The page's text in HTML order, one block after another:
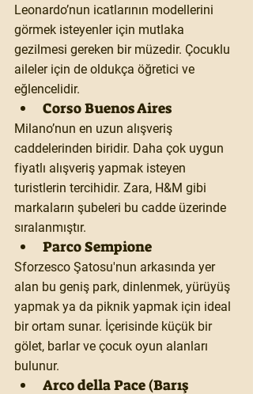
Leonardo’nun icatlarının modellerini
görmek isteyenler için mutlaka
gezilmesi gereken bir müzedir. Çocuklu
aileler için de oldukça öğretici ve
eğlencelidir.
Corso Buenos Aires
Milano’nun en uzun alışveriş
caddelerinden biridir. Daha çok uygun
fiyatlı alışveriş yapmak isteyen
turistlerin tercihidir. Zara, H&M gibi
markaların şubeleri bu cadde üzerinde
sıralanmıştır.
Parco Sempione
Sforzesco Şatosu'nun arkasında yer
alan bu geniş park, dinlenmek, yürüyüş
yapmak ya da piknik yapmak için ideal
bir ortam sunar. İçerisinde küçük bir
gölet, barlar ve çocuk oyun alanları
bulunur.
Arco della Pace (Barış